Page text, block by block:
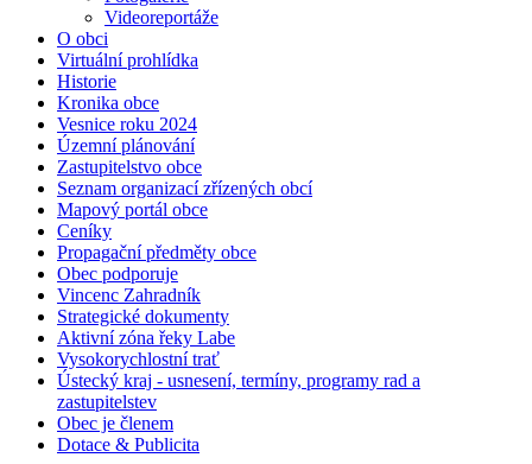
Videoreportáže
O obci
Virtuální prohlídka
Historie
Kronika obce
Vesnice roku 2024
Územní plánování
Zastupitelstvo obce
Seznam organizací zřízených obcí
Mapový portál obce
Ceníky
Propagační předměty obce
Obec podporuje
Vincenc Zahradník
Strategické dokumenty
Aktivní zóna řeky Labe
Vysokorychlostní trať
Ústecký kraj - usnesení, termíny, programy rad a
zastupitelstev
Obec je členem
Dotace & Publicita